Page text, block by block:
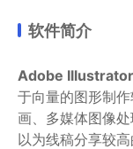
软件简介
Adobe Illustrator
于向量的图形制
画、多媒体图像
以为线稿分享较